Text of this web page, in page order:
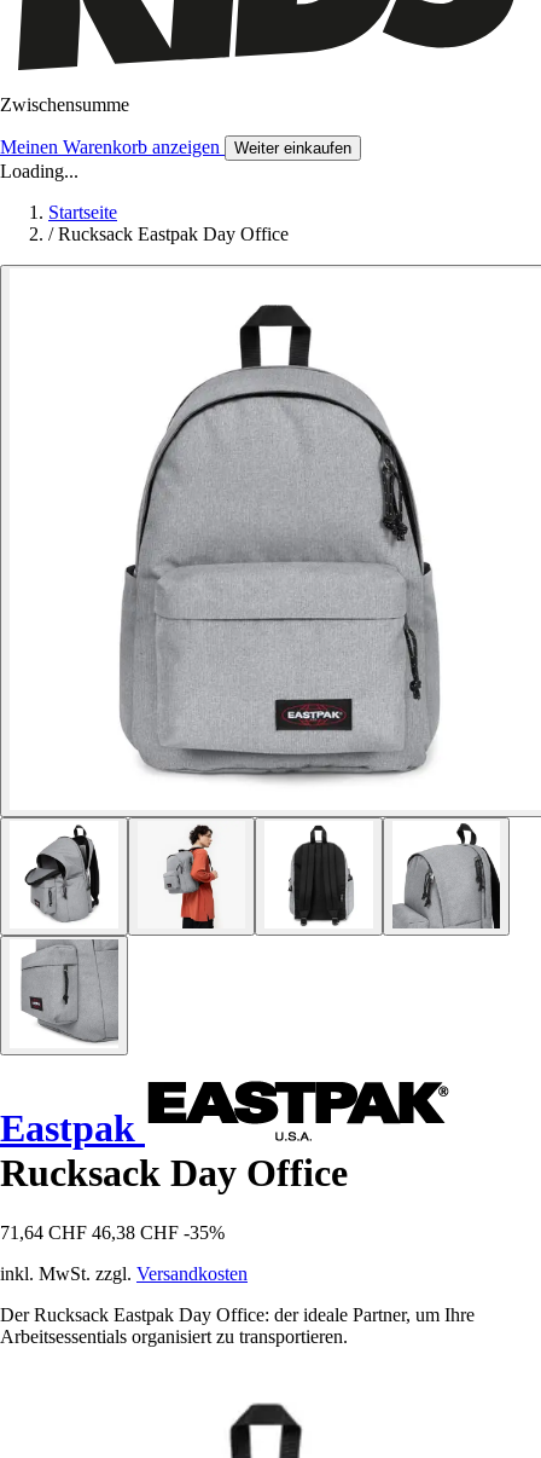
Zwischensumme
Meinen Warenkorb anzeigen Weiter einkaufen
Loading...
Startseite
/ Rucksack Eastpak Day Office
Eastpak
Rucksack Day Office
71,64 CHF 46,38 CHF -35%
inkl. MwSt. zzgl. Versandkosten
Der Rucksack Eastpak Day Office: der ideale Partner, um Ihre
Arbeitsessentials organisiert zu transportieren.